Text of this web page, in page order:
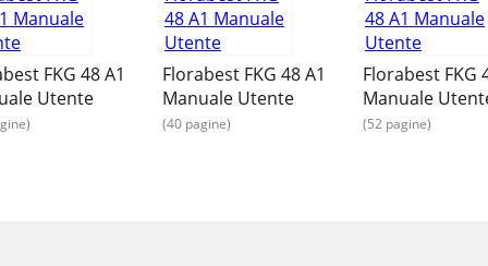
♦9 za pomocą śruby M5 x 12 B, podkładki Ø6
A1PLUruchomienie WSKAZÓWKAPrzed pierwszym
FKG 48 A1
Utente
Florabest FKG 48 A1
Manuale Utente
(40 pagine)
Florabest FKG
Manuale
(52 pagine)